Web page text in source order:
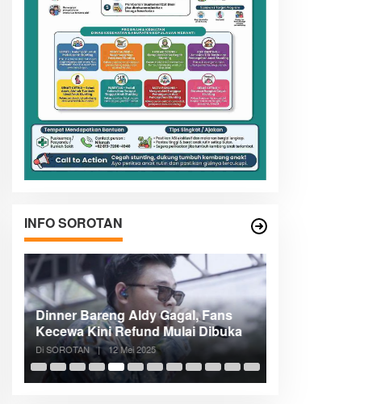
INFO SOROTAN
Dinner Bareng Aldy Gagal, Fans
Kecewa Kini Refund Mulai Dibuka
Di SOROTAN | 12 Mei 2025